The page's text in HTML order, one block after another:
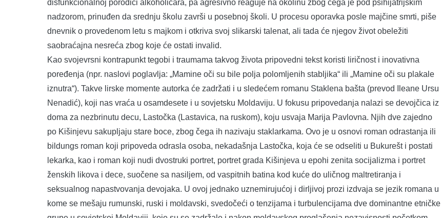
disfunkcionalnoj porodici alkoholičara, pa agresivno reaguje na okolinu zbog čega je pod psihijatrijskim
nadzorom, prinuđen da srednju školu završi u posebnoj školi. U procesu oporavka posle majčine smrti, piše
dnevnik o provedenom letu s majkom i otkriva svoj slikarski talenat, ali tada će njegov život obeležiti
saobraćajna nesreća zbog koje će ostati invalid.
Kao svojevrsni kontrapunkt tegobi i traumama takvog života pripovedni tekst koristi liričnost i inovativna
poređenja (npr. naslovi poglavlja: „Mamine oči su bile polja polomljenih stabljika“ ili „Mamine oči su plakale
iznutra“). Takve lirske momente autorka će zadržati i u sledećem romanu Staklena bašta (prevod Ileane Ursu
Nenadić), koji nas vraća u osamdesete i u sovjetsku Moldaviju. U fokusu pripovedanja nalazi se devojčica iz
doma za nezbrinutu decu, Lastočka (Lastavica, na ruskom), koju usvaja Marija Pavlovna. Njih dve zajedno
po Kišinjevu sakupljaju stare boce, zbog čega ih nazivaju staklarkama. Ovo je u osnovi roman odrastanja ili
bildungs roman koji pripoveda odrasla osoba, nekadašnja Lastočka, koja će se odseliti u Bukurešt i postati
lekarka, kao i roman koji nudi dvostruki portret, portret grada Kišinjeva u epohi zenita socijalizma i portret
ženskih likova i dece, suočene sa nasiljem, od vaspitnih batina kod kuće do uličnog maltretiranja i
seksualnog napastvovanja devojaka. U ovoj jednako uznemirujućoj i dirljivoj prozi izdvaja se jezik romana u
kome se mešaju rumunski, ruski i moldavski, svedočeći o tenzijama i turbulencijama dve dominantne etničke